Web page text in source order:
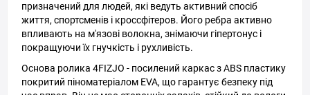
призначений для людей, які ведуть активний спосіб
життя, спортсменів і кроссфітеров. Його ребра активно
впливають на м'язові волокна, знімаючи гіпертонус і
покращуючи їх гнучкість і рухливість.
Основа ролика 4FIZJO - посилений каркас з ABS пластику
покритий піноматеріалом EVA, що гарантує безпеку під